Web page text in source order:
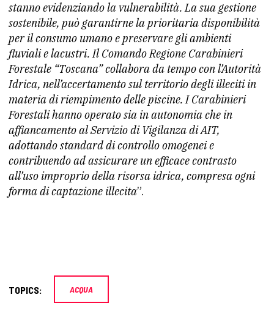
stanno evidenziando la vulnerabilità. La sua gestione
sostenibile, può garantirne la prioritaria disponibilità
per il consumo umano e preservare gli ambienti
fluviali e lacustri. Il Comando Regione Carabinieri
Forestale “Toscana” collabora da tempo con l’Autorità
Idrica, nell’accertamento sul territorio degli illeciti in
materia di riempimento delle piscine. I Carabinieri
Forestali hanno operato sia in autonomia che in
affiancamento al Servizio di Vigilanza di AIT,
adottando standard di controllo omogenei e
contribuendo ad assicurare un efficace contrasto
all’uso improprio della risorsa idrica, compresa ogni
forma di captazione illecita”.
TOPICS: ACQUA